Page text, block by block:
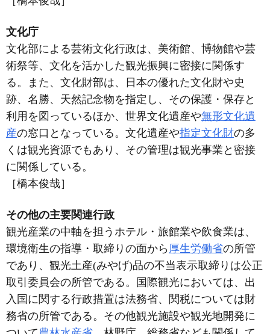
文化庁
文化部による芸術文化行政は、美術館、博物館や芸
術祭等、文化を活かした観光振興に密接に関係す
る。また、文化財部は、日本の優れた文化財や史
跡、名勝、天然記念物を指定し、その保護・保存と
利用を図っているほか、世界文化遺産や無形文化遺
産の窓口となっている。文化遺産や指定文化財の多
くは観光資源でもあり、その管理は観光事業と密接
に関係している。
［橋本俊哉］
その他の主要関連行政
観光産業の中軸を担うホテル・旅館業や飲食業は、
環境衛生の指導・取締りの面から 厚生労働省の所管
であり、観光土産(みやげ)品の不当表示取締りは公正
取引委員会の所管である。国際観光においては、出
入国に関する行政措置は法務省、関税については財
務省の所管である。その他観光施設や観光地開発に